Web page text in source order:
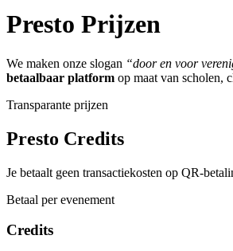
Presto Prijzen
We maken onze slogan “door en voor
betaalbaar platform op maat van scholen,
Transparante prijzen
Presto Credits
Je betaalt geen transactiekosten op QR-
Betaal per evenement
Credits